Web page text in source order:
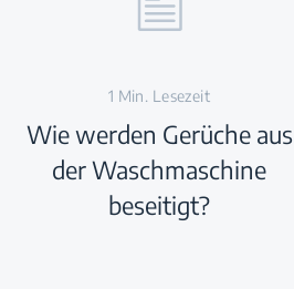
1 Min. Lesezeit
Wie werden Gerüche aus
der Waschmaschine
beseitigt?